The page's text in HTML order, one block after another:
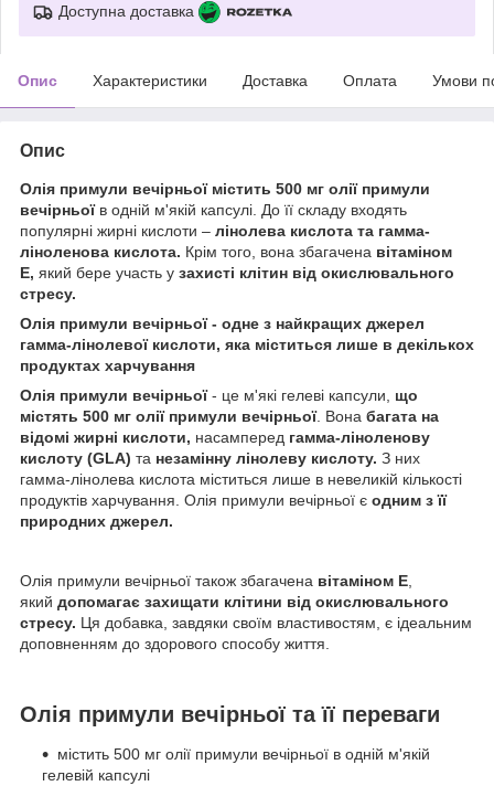
Доступна доставка
Опис Характеристики Доставка Оплата Умови
Опис
Олія примули вечірньої містить 500 мг олії примули
вечірньоїв одній м'якій капсулі. До її складу входять
популярні жирні кислоти – лінолева кислота та гамма-
ліноленова кислота. Крім того, вона збагачена вітаміном
Е, який бере участь у захисті клітин від окислювального
стресу.
Олія примули вечірньої - одне з найкращих джерел
гамма-лінолевої кислоти, яка міститься лише в декількох
продуктах харчування
Олія примули вечірньої- це м'які гелеві капсули, що
містять 500 мг олії примули вечірньої. Вона багата на
відомі жирні кислоти, насамперед гамма-ліноленову
кислоту (GLA) та незамінну лінолеву кислоту. З них
гамма-лінолева кислота міститься лише в невеликій кількості
продуктів харчування. Олія примули вечірньої є одним з її
природних джерел.
Олія примули вечірньої також збагачена вітаміном Е
який допомагає захищати клітини від окислювального
стресу. Ця добавка, завдяки своїм властивостям, є ідеальним
доповненням до здорового способу життя.
Олія примули вечірньої та її переваги
містить 500 мг олії примули вечірньої в одній м'якій
гелевій капсулі